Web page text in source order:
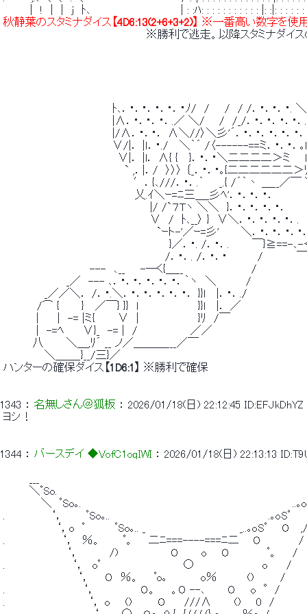
｜ !　|　|　j　ﾄ､　　　　　　　　　　 　 | : :ﾊ: : : : : : : : : : : |: :|: : : : :
秋静葉のスタミナダイス 【4D6:13(2+6+3+2)】
※一番高い数字を使
※勝利で逃走。以降スタミナダイスの最
ﾄ､．・．･．・．･．・ﾉ/　/　　/　/ /．・．･．・. ＼．
|∧．・．･．・．.／ ＼/ 　 /　/_/．・．･．・．･．.}．
|/∧．・．･． ∧＼//〉＼彡'´．・．･．・．･．・．|．
∨/|． |ｌ．・./　 ＼｀´ /〈------==ミ．・．･．｡l|．
∨|． |l． ∧{ {　 }．・．･＼二二二二＞ミ 　 l|．
` ,．|．/　〉〉〉 ｛_．・．･｡{二二二二二二＞ﾘ．
′．{､///．・．.｀　　_.{ /´｀丶 ＿__／￣ ＼
乂.ｲ＼ｰ=ﾆ三＿_彡ﾍ'．・．･．・．　　 　 　
|/ /`７Tヽ ＼＼　}．・．･．・．･． 　 　
∨　/　ﾄ､__〉 }　∨＼．・．･．・．･．.　　
`ｰト-'／ｰ=彡' 　　 ＼．・．･．・．･．　
}／．・. /．・．.　　　￣}≧==-､-＜__
/．・．. /．・．･　　　　/　　　　 ￣
---　､__　　-―く{＿__　　　　　　　　　/　　　　　
_／　--- ､．・．･．・．･．・．｀ヽ　＼　　 　 /　　　　　　　
_／／＼． /．・.＼．・．･．・．･．・． }}l　 |．・．./
/⌒ {　 　 }　 ／￣} }}　l　　　　　　 　 }}l　 |． ／
|　　 |　-= |ミ{　　　∨　|　　　 　 　 　 }ﾘ　/￣
|　-=ﾍ　　 ∨}_　-= |　/　　　　　　　／／
八　　　＼＿,ﾘ´ __ ノ／＿＿＿___／￣
＼＿＿_}__/三}／
ハンターの確保ダイス 【1D6:1】 ※勝利で確保
1343 ： 名無しさん＠狐板 ： 2026/01/18(日) 22:12:45 ID:EFJkDhYZ
ヨシ！
1344 ： バースデイ ◆VofC1oqIWI ： 2026/01/18(日) 22:13:13
＼ﾟSo.　　　　　　　　　　　　　　　　　　　　　　　　　　　　　　　　
＼　ﾟSo｡.　　　　　　　　　　　　　　　　　　　　　　　　　　　　..
.　　　　　　‘，　　　ﾟSo｡..　　　　　　　　　　　　　　　　　　　　　.｡oSﾟ
‘，o　ﾟ　　　　ﾟSo｡.. _　　　　　　　　　　　　 _..｡oSﾟ　　O　
.　　　　　　　 ‘，　％。　　　ﾟ。　　二ﾆ===----===ﾆ二 　 O　　　　　/
‘，　　　　/)　　　　　　　O　　　o　　O　　　　　ﾟ。　　/
.　　　　 　 　 　 ‘，　oﾟ　　　　　　　　　　　○　　　　　　　　　o　　 /
‘，　　O　％。　　ﾟo｡　　　　 o％　　　　()　　　 /
.　　　　 　 　 　 　 ‘，　　　　　　O。　　。O --､　　　O　　o　°/
.　　　　　　　　　　　‘， o　　()　　　 O　　 ///∧　　　()　　0　/